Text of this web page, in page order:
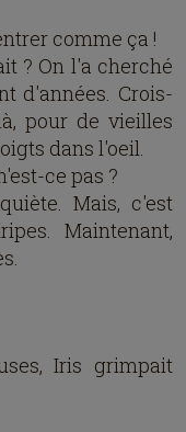
comme ça !
? On l'a cherché
d'années. Crois-
pour de vieilles
dans l'oeil.
ce pas ?
Mais, c'est
Maintenant,
Iris grimpait